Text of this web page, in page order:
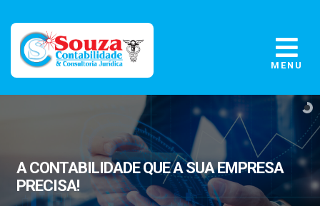
MENU
A CONTABILIDADEQUE A SUA EMPRESA
PRECISA!